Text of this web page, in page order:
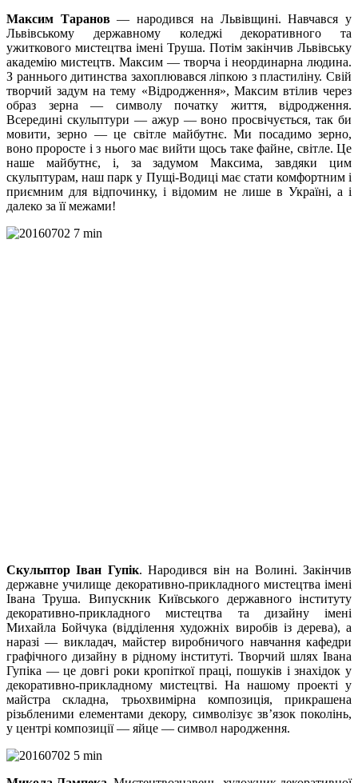
Максим Таранов— народився на Львівщині. Навчався у
Львівському державному коледжі декоративного та
ужиткового мистецтва імені Труша. Потім закінчив Львівську
академію мистецтв. Максим — творча і неординарна людина.
З раннього дитинства захоплювався ліпкою з пластиліну. Свій
творчий задум на тему «Відродження», Максим втілив через
образ зерна — символу початку життя, відродження.
Всередині скульптури — ажур — воно просвічується, так би
мовити, зерно — це світле майбутнє. Ми посадимо зерно,
воно проросте і з нього має вийти щось таке файне, світле. Це
наше майбутнє, і, за задумом Максима, завдяки цим
скульптурам, наш парк у Пущі-Водиці має стати комфортним і
приємним для відпочинку, і відомим не лише в Україні, а і
далеко за її межами!
Скульптор Іван Гупік. Народився він на Волині. Закінчив
державне училище декоративно-прикладного мистецтва імені
Івана Труша. Випускник Київського державного інституту
декоративно-прикладного мистецтва та дизайну імені
Михайла Бойчука (відділення художніх виробів із дерева), а
наразі — викладач, майстер виробничого навчання кафедри
графічного дизайну в рідному інституті. Творчий шлях Івана
Гупіка — це довгі роки кропіткої праці, пошуків і знахідок у
декоративно-прикладному мистецтві. На нашому проекті у
майстра складна, трьохвимірна композиція, прикрашена
різьбленими елементами декору, символізує зв’язок поколінь,
у центрі композиції — яйце — символ народження.